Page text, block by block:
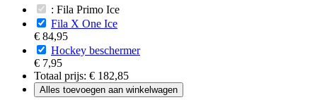
: Fila Primo Ice
Fila X One Ice
€ 84,95
Hockey beschermer
€ 7,95
Totaal prijs: € 182,85
Alles toevoegen aan winkelwagen